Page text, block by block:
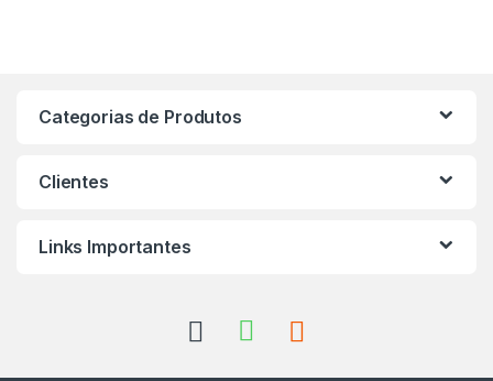
Categorias de Produtos
Clientes
Links Importantes